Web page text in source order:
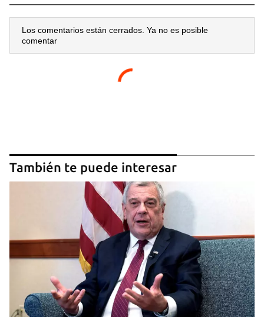
Los comentarios están cerrados. Ya no es posible
comentar
También te puede interesar